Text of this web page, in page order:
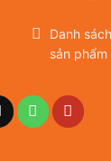
Danh
sản phẩm